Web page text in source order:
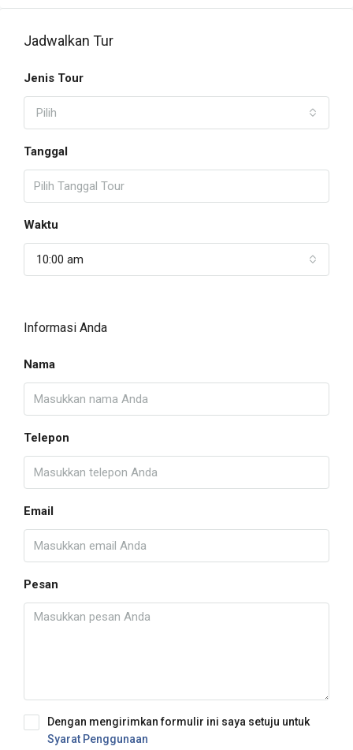
Jadwalkan Tur
Jenis Tour
Pilih
Tanggal
Waktu
10:00 am
Informasi Anda
Nama
Telepon
Email
Pesan
Dengan mengirimkan formulir ini saya setuju untuk
Syarat Penggunaan